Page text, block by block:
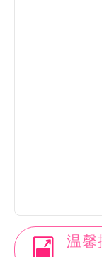
温馨